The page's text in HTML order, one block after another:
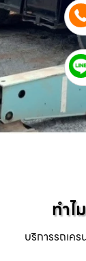
ทำไ
บริการรถเค